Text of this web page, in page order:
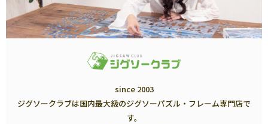
since 2003
ジグソークラブは国内最大級のジグソーパズル・フレーム専門店で
す。